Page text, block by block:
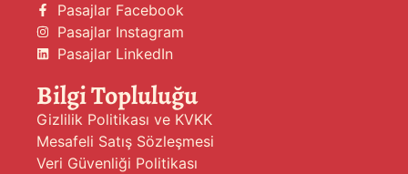
Pasajlar Facebook
Pasajlar Instagram
Pasajlar LinkedIn
Bilgi Topluluğu
Gizlilik Politikası ve KVKK
Mesafeli Satış Sözleşmesi
Veri Güvenliği Politikası